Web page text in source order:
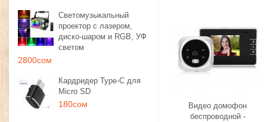
Светомузыкальный
проектор с лазером,
диско-шаром и RGB, УФ
светом
2800сом
Кардридер Type-C для
Micro SD
180сом
Видео домофон
беспроводной -